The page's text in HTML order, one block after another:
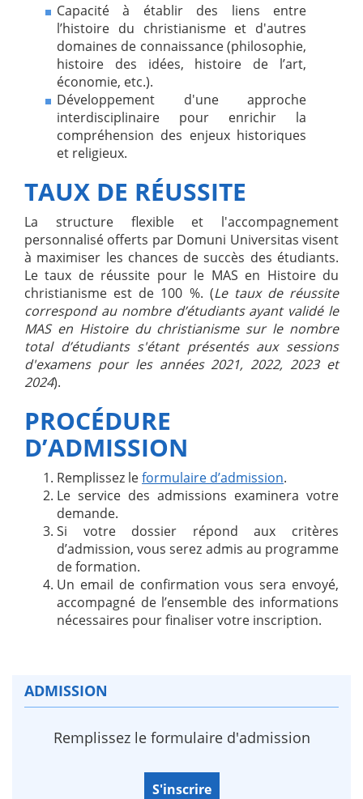
Capacité à établir des liens entre
l’histoire du christianisme et d'autres
domaines de connaissance (philosophie,
histoire des idées, histoire de l’art,
économie, etc.).
Développement d'une approche
interdisciplinaire pour enrichir la
compréhension des enjeux historiques
et religieux.
TAUX DE RÉUSSITE
La structure flexible et l'accompagnement
personnalisé offerts par Domuni Universitas visent
à maximiser les chances de succès des étudiants.
Le taux de réussite pour le MAS en Histoire du
christianisme est de 100 %. (Le taux de réussite
correspond au nombre d’étudiants ayant validé le
MAS en Histoire du christianisme sur le nombre
total d’étudiants s'étant présentés aux sessions
d'examens pour les années 2021, 2022, 2023 et
2024).
PROCÉDURE
D’ADMISSION
Remplissez leformulaire d’admission.
Le service des admissions examinera votre
demande.
Si votre dossier répond aux critères
d’admission, vous serez admis au programme
de formation.
Un email de confirmation vous sera envoyé,
accompagné de l’ensemble des informations
nécessaires pour finaliser votre inscription.
ADMISSION
Remplissez le formulaire d'admission
S'inscrire